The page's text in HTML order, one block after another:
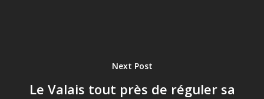
Next Post
Le Valais tout près de réguler sa